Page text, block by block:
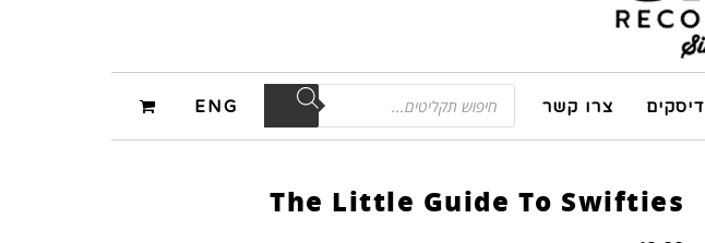
דיסקים צרו קשר ENG
The Little Guide To Swifties